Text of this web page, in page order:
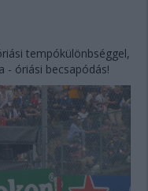
tempókülönbséggel,
- óriási becsapódás!